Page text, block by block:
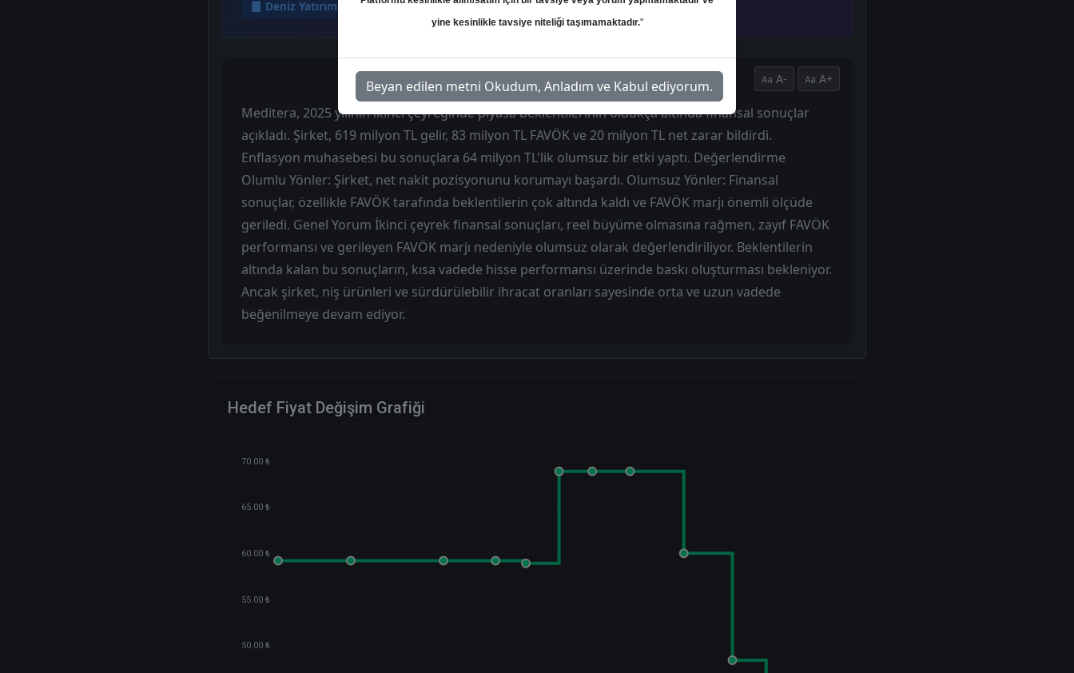
Deniz Yatırım Hedef: 60.00 ₺ Potansiyel: %0.00
A- A+
Meditera, 2025 yılının ikinci çeyreğinde piyasa beklentilerinin oldukça altında finansal sonuçlar
açıkladı. Şirket, 619 milyon TL gelir, 83 milyon TL FAVÖK ve 20 milyon TL net zarar bildirdi.
Enflasyon muhasebesi bu sonuçlara 64 milyon TL'lik olumsuz bir etki yaptı. Değerlendirme
Olumlu Yönler: Şirket, net nakit pozisyonunu korumayı başardı. Olumsuz Yönler: Finansal
sonuçlar, özellikle FAVÖK tarafında beklentilerin çok altında kaldı ve FAVÖK marjı önemli ölçüde
geriledi. Genel Yorum İkinci çeyrek finansal sonuçları, reel büyüme olmasına rağmen, zayıf FAVÖK
performansı ve gerileyen FAVÖK marjı nedeniyle olumsuz olarak değerlendiriliyor. Beklentilerin
altında kalan bu sonuçların, kısa vadede hisse performansı üzerinde baskı oluşturması bekleniyor.
Ancak şirket, niş ürünleri ve sürdürülebilir ihracat oranları sayesinde orta ve uzun vadede
beğenilmeye devam ediyor.
Hedef Fiyat Değişim Grafiği
70.00 ₺
65.00 ₺
60.00 ₺
55.00 ₺
50.00 ₺
yine kesinlikle tavsiye niteliği taşımamaktadır."
Beyan edilen metni Okudum, Anladım ve Kabul ediyorum.